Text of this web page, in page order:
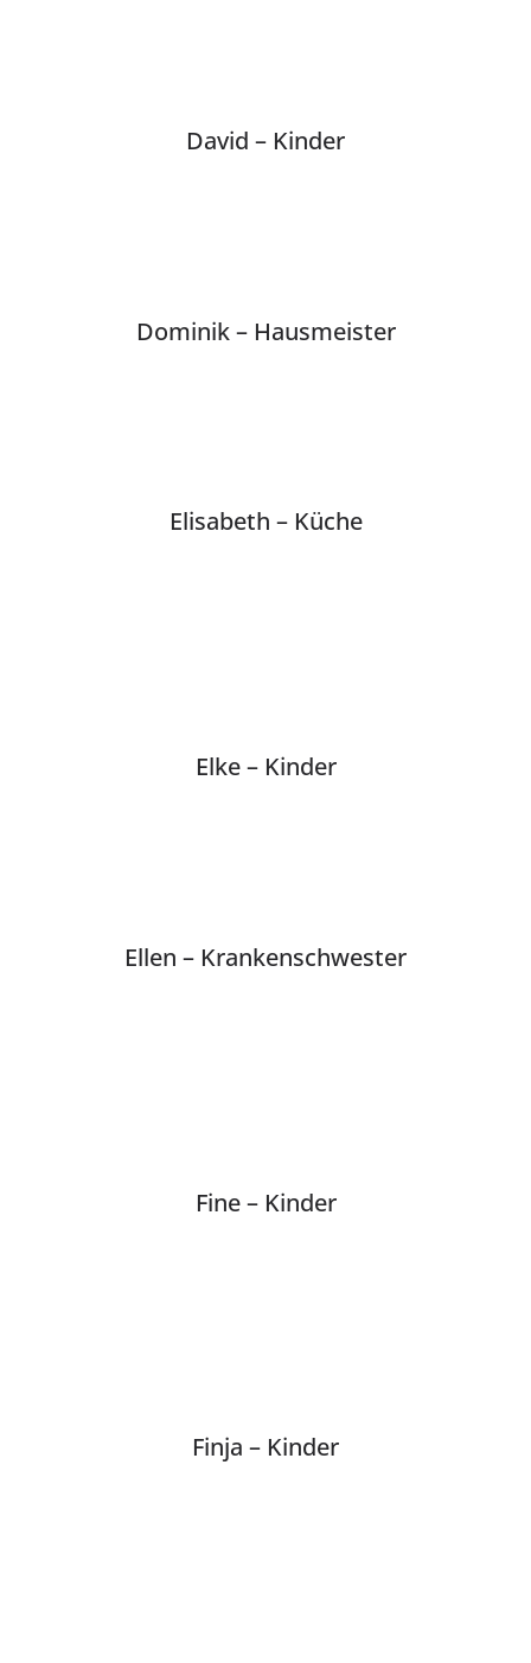
David – Kinder
Dominik – Hausmeister
Elisabeth – Küche
Elke – Kinder
Ellen – Krankenschwester
Fine – Kinder
Finja – Kinder